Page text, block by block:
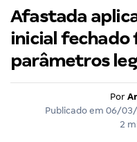
Afastada
inicial fechado
parâmetros
Por
Publicado em 06/
2